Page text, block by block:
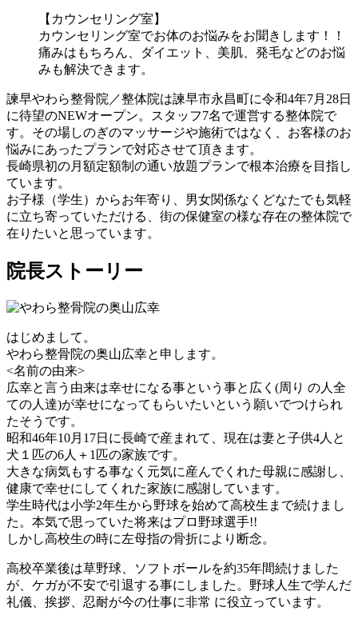
【カウンセリング室】
カウンセリング室でお体のお悩みをお聞きします！！
痛みはもちろん、ダイエット、美肌、発毛などのお悩
みも解決できます。
諫早やわら整骨院／整体院は諫早市永昌町に令和4年7月28日
に待望のNEWオープン。スタッフ7名で運営する整体院で
す。その場しのぎのマッサージや施術ではなく、お客様のお
悩みにあったプランで対応させて頂きます。
長崎県初の月額定額制の通い放題プランで根本治療を目指し
ています。
お子様（学生）からお年寄り、男女関係なくどなたでも気軽
に立ち寄っていただける、街の保健室の様な存在の整体院で
在りたいと思っています。
院長ストーリー
はじめまして。
やわら整骨院の奥山広幸と申します。
<名前の由来>
広幸と言う由来は幸せになる事という事と広く(周り の人全
ての人達)が幸せになってもらいたいという願いでつけられ
たそうです。
昭和46年10月17日に長崎で産まれて、現在は妻と子供4人と
犬１匹の6人＋1匹の家族です。
大きな病気もする事なく元気に産んでくれた母親に感謝し、
健康で幸せにしてくれた家族に感謝しています。
学生時代は小学2年生から野球を始めて高校生まで続けまし
た。本気で思っていた将来はプロ野球選手!!
しかし高校生の時に左母指の骨折により断念。
高校卒業後は草野球、ソフトボールを約35年間続けました
が、ケガが不安で引退する事にしました。野球人生で学んだ
礼儀、挨拶、忍耐が今の仕事に非常 に役立っています。